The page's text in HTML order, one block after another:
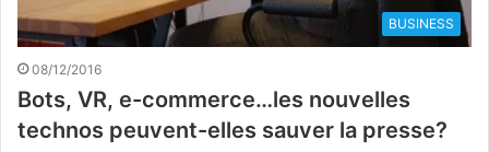
BUSINESS
08/12/2016
Bots, VR, e-commerce…les nouvelles
technos peuvent-elles sauver la presse?